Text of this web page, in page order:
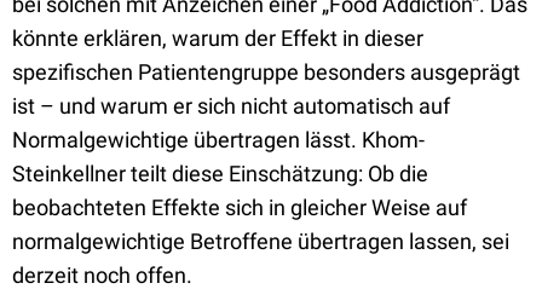
könnte erklären, warum der Effekt in dieser
spezifischen Patientengruppe besonders ausgeprägt
ist – und warum er sich nicht automatisch auf
Normalgewichtige übertragen lässt. Khom-
Steinkellner teilt diese Einschätzung: Ob die
beobachteten Effekte sich in gleicher Weise auf
normalgewichtige Betroffene übertragen lassen, sei
derzeit noch offen.